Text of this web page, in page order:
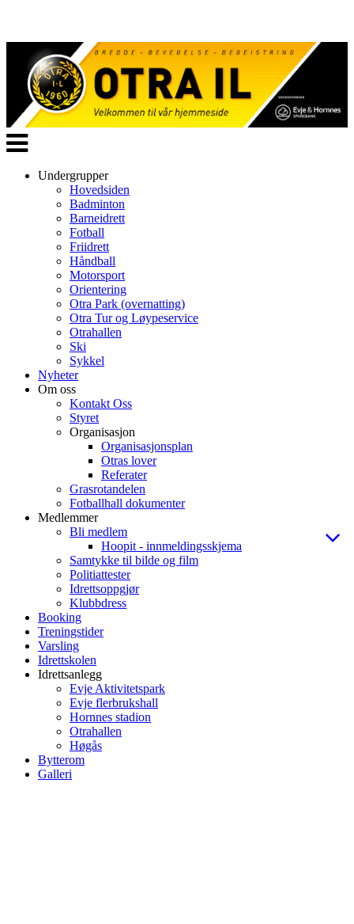
Veksle
navigasjon
Undergrupper
Hovedsiden
Badminton
Barneidrett
Fotball
Friidrett
Håndball
Motorsport
Orientering
Otra Park (overnatting)
Otra Tur og Løypeservice
Otrahallen
Ski
Sykkel
Nyheter
Om oss
Kontakt Oss
Styret
Organisasjon
Organisasjonsplan
Otras lover
Referater
Grasrotandelen
Fotballhall dokumenter
Medlemmer
Bli medlem
Hoopit - innmeldingsskjema
Samtykke til bilde og film
Politiattester
Idrettsoppgjør
Klubbdress
Booking
Treningstider
Varsling
Idrettskolen
Idrettsanlegg
Evje Aktivitetspark
Evje flerbrukshall
Hornnes stadion
Otrahallen
Høgås
Bytterom
Galleri